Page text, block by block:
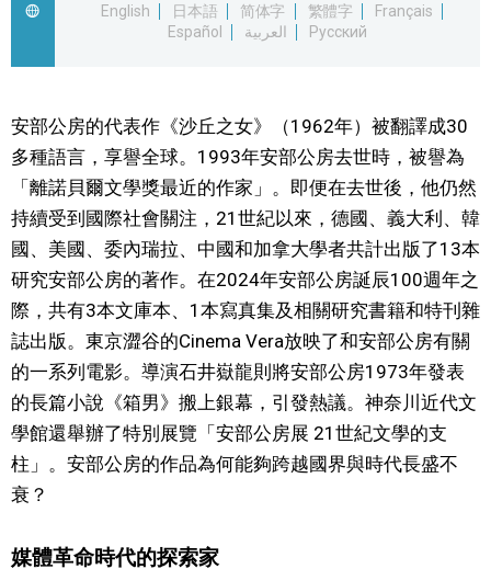
財經
文化
科學技術
生活
運動
娛樂
教育
工作勞動
English
日本語 简体字 繁體字
Français
Español
العربية Русский
安部公房的代表作《沙丘之女》（1962年）被翻譯成30
多種語言，享譽全球。1993年安部公房去世時，被譽為
「離諾貝爾文學獎最近的作家」。即便在去世後，他仍然
持續受到國際社會關注，21世紀以來，德國、義大利、韓
國、美國、委內瑞拉、中國和加拿大學者共計出版了13本
研究安部公房的著作。在2024年安部公房誕辰100週年之
際，共有3本文庫本、1本寫真集及相關研究書籍和特刊雜
誌出版。東京澀谷的Cinema Vera放映了和安部公房有關
的一系列電影。導演石井嶽龍則將安部公房1973年發表
的長篇小說《箱男》搬上銀幕，引發熱議。神奈川近代文
學館還舉辦了特別展覽「安部公房展 21世紀文學的支
柱」。安部公房的作品為何能夠跨越國界與時代長盛不
衰？
媒體革命時代的探索家